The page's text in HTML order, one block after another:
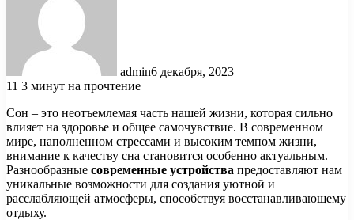
admin6 декабря, 2023
11 3 минут на прочтение
Сон – это неотъемлемая часть нашей жизни, которая сильно
влияет на здоровье и общее самочувствие. В современном
мире, наполненном стрессами и высоким темпом жизни,
внимание к качеству сна становится особенно актуальным.
Разнообразные современные устройства предоставляют нам
уникальные возможности для создания уютной и
расслабляющей атмосферы, способствуя восстанавливающему
отдыху.